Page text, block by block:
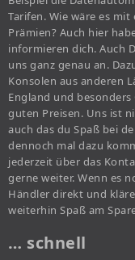
Tarifen. Wie wäre es
Prämien? Auch hier
informieren dich. Auch
uns ganz genau an.
Konsolen aus anderen
England und
guten Preisen. Uns ist
auch das du Spaß bei
dennoch mal dazu
jederzeit über das
gerne weiter. Wenn es
Händler direkt und
weiterhin Spaß am
… schnell